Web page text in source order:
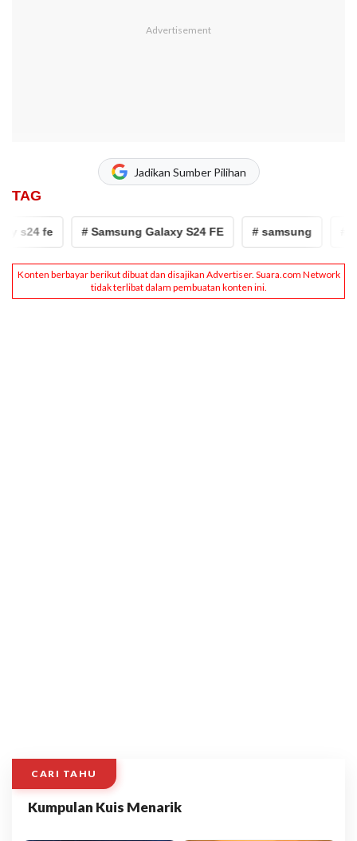
Jadikan Sumber Pilihan
TAG
s24 fe # Samsung Galaxy S24 FE # samsung
CARI TAHU
Kumpulan Kuis Menarik